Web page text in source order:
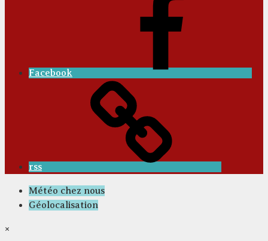
Facebook
rss
Météo chez nous
Géolocalisation
×